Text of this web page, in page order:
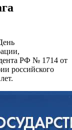
РФ № 1714 от
российского